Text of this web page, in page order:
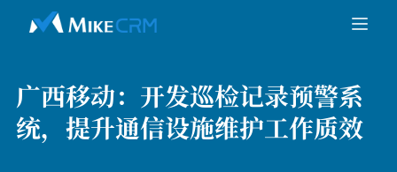
广西移动： 开发巡检记录预警系
统，提升通信设施维护工作质效